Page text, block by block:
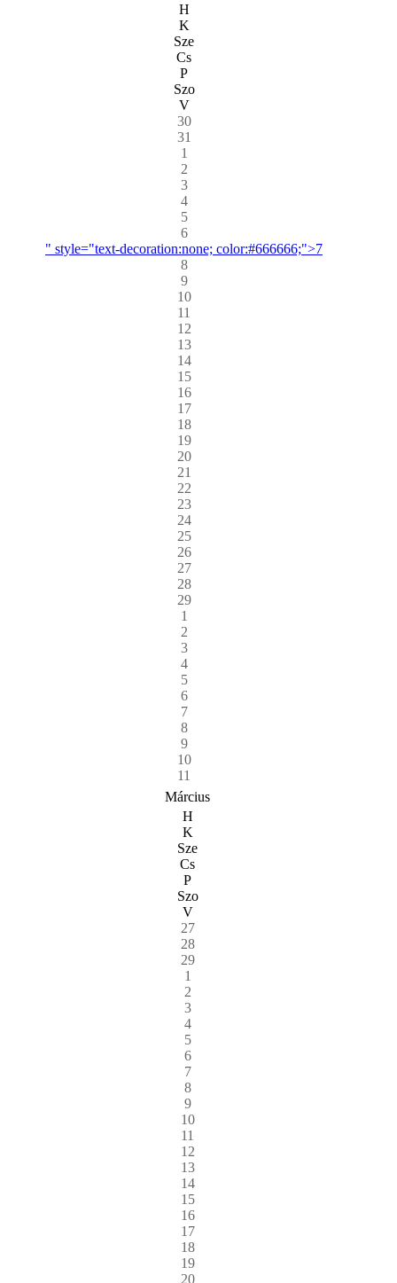
H
K
Sze
Cs
P
Szo
V
30
31
1
2
3
4
5
6
" style="text-decoration:none; color:#666666;">7
8
9
10
11
12
13
14
15
16
17
18
19
20
21
22
23
24
25
26
27
28
29
1
2
3
4
5
6
7
8
9
10
11
Március
H
K
Sze
Cs
P
Szo
V
27
28
29
1
2
3
4
5
6
7
8
9
10
11
12
13
14
15
16
17
18
19
20